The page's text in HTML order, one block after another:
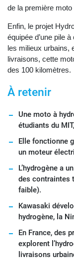
de la première
Enfin, le projet
équipée d’une pile
les milieux urbains,
livraisons, cette
des 100 kilomètres.
À retenir
Une moto à
étudiants du
Elle fonctionne
un moteur
L’hydrogène a
des contraintes
faible).
Kawasaki
hydrogène, la
En France, des
explorent
livraisons